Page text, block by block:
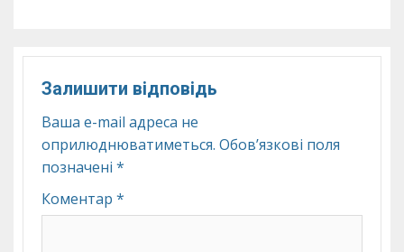
Залишити відповідь
Ваша e-mail адреса не
оприлюднюватиметься. Обов’язкові поля
позначені *
Коментар *